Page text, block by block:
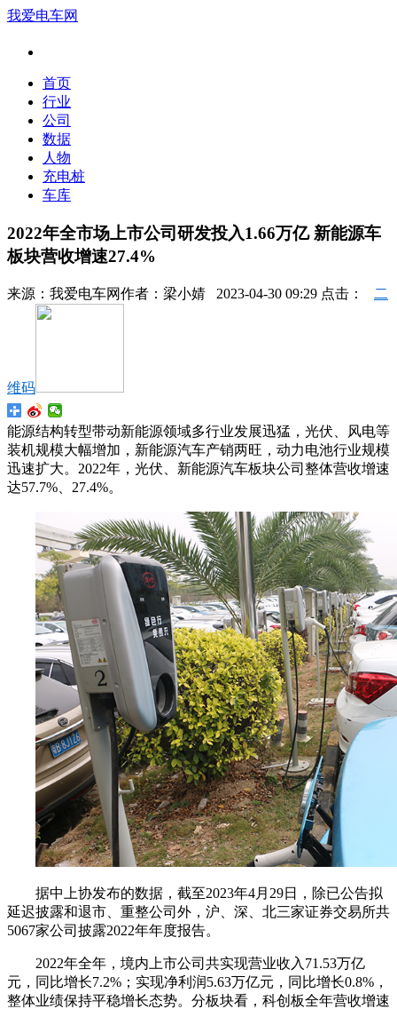
我爱电车网
首页
行业
公司
数据
人物
充电桩
车库
2022年全市场上市公司研发投入1.66万亿 新能源车
板块营收增速27.4%
来源： 我爱电车网作者： 梁小婧 2023-04-30 09:29 点击： 二
维码
能源结构转型带动新能源领域多行业发展迅猛，光伏、风电等
装机规模大幅增加，新能源汽车产销两旺，动力电池行业规模
迅速扩大。2022年，光伏、新能源汽车板块公司整体营收增速
达57.7%、27.4%。
据中上协发布的数据，截至2023年4月29日，除已公告拟
延迟披露和退市、重整公司外，沪、深、北三家证券交易所共
5067家公司披露2022年年度报告。
2022年全年，境内上市公司共实现营业收入71.53万亿
元，同比增长7.2%；实现净利润5.63万亿元，同比增长0.8%，
整体业绩保持平稳增长态势。分板块看，科创板全年营收增速